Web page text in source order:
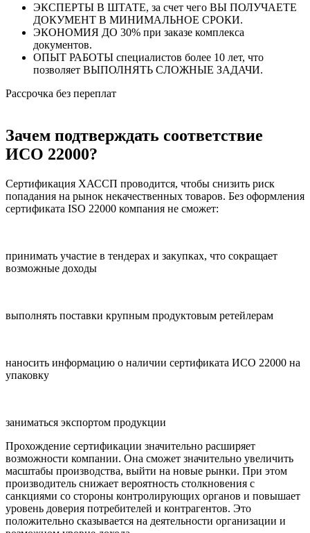
ЭКСПЕРТЫ В ШТАТЕ, за счет чего ВЫ ПОЛУЧАЕТЕ
ДОКУМЕНТ В МИНИМАЛЬНОЕ СРОКИ.
ЭКОНОМИЯ ДО 30% при заказе комплекса
документов.
ОПЫТ РАБОТЫ специалистов более 10 лет, что
позволяет ВЫПОЛНЯТЬ СЛОЖНЫЕ ЗАДАЧИ.
Рассрочка без переплат
Зачем подтверждать соответствие
ИСО 22000?
Сертификация ХАССП проводится, чтобы снизить риск
попадания на рынок некачественных товаров. Без оформления
сертификата ISO 22000 компания не сможет:
принимать участие в тендерах и закупках, что сокращает
возможные доходы
выполнять поставки крупным продуктовым ретейлерам
наносить информацию о наличии сертификата ИСО 22000 на
упаковку
заниматься экспортом продукции
Прохождение сертификации значительно расширяет
возможности компании. Она сможет значительно увеличить
масштабы производства, выйти на новые рынки. При этом
производитель снижает вероятность столкновения с
санкциями со стороны контролирующих органов и повышает
уровень доверия потребителей и контрагентов. Это
положительно сказывается на деятельности организации и